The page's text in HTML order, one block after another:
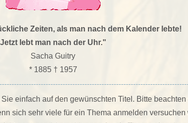
Zeiten, als man nach dem Kalender lebte!
Jetzt lebt man nach der Uhr."
Sacha Guitry
* 1885 † 1957
einfach auf den gewünschten Titel. Bitte
sich sehr viele für ein Thema anmelden